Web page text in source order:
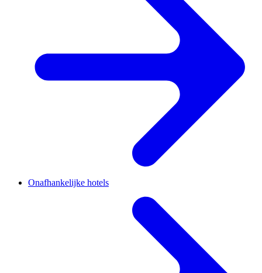
Onafhankelijke hotels